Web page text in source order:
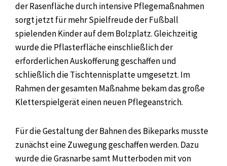
der Rasenfläche durch intensive Pflegemaßnahmen
sorgt jetzt für mehr Spielfreude der Fußball
spielenden Kinder auf dem Bolzplatz. Gleichzeitig
wurde die Pflasterfläche einschließlich der
erforderlichen Auskofferung geschaffen und
schließlich die Tischtennisplatte umgesetzt. Im
Rahmen der gesamten Maßnahme bekam das große
Kletterspielgerät einen neuen Pflegeanstrich.
Für die Gestaltung der Bahnen des Bikeparks musste
zunächst eine Zuwegung geschaffen werden. Dazu
wurde die Grasnarbe samt Mutterboden mit von